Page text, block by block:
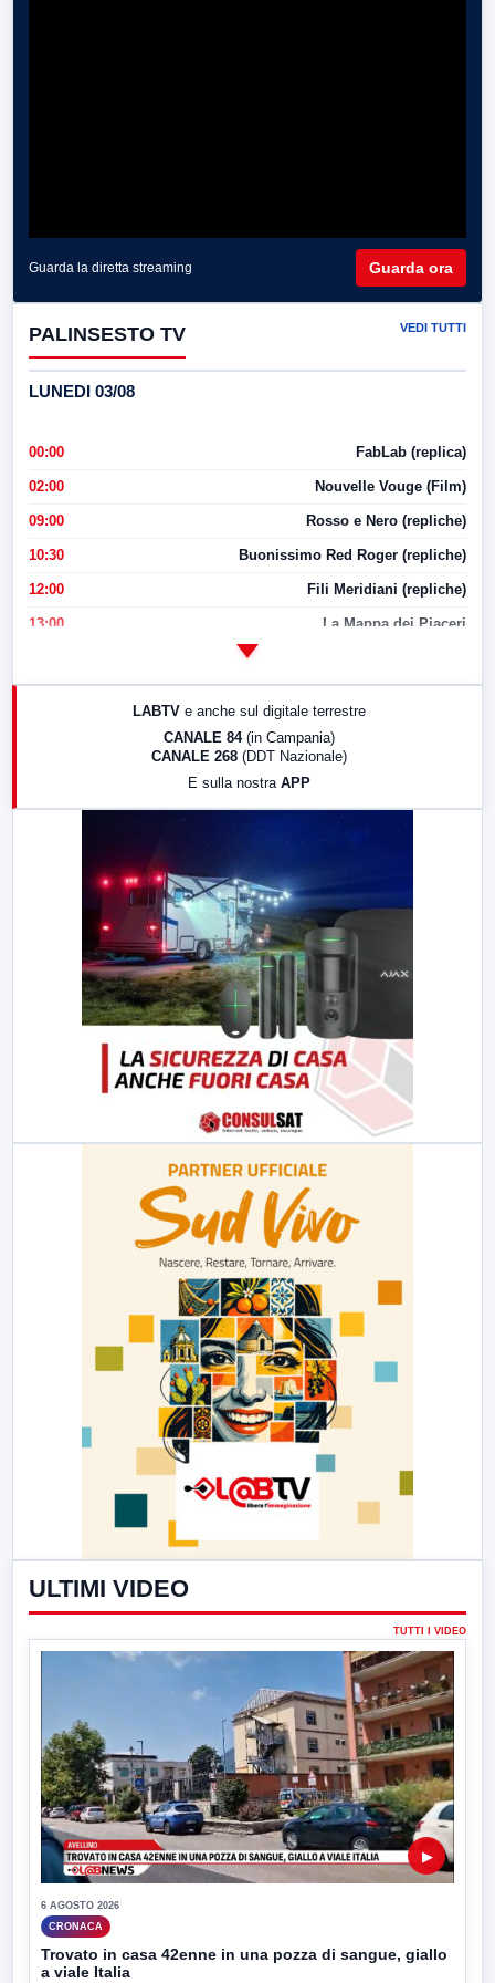
Guarda la diretta streaming Guarda ora
PALINSESTO TV VEDI TUTTI
LUNEDI 03/08
00:00 FabLab (replica)
02:00 Nouvelle Vouge (Film)
09:00 Rosso e Nero (repliche)
10:30 Buonissimo Red Roger (repliche)
12:00 Fili Meridiani (repliche)
13:00 La Mappa dei Piaceri
17:00 LabNews (replica)
LABTV e anche sul digitale terrestre
CANALE 84 (in Campania)
CANALE 268 (DDT Nazionale)
E sulla nostra APP
ULTIMI VIDEO
TUTTI I VIDEO
▶
6 AGOSTO 2026
CRONACA
Trovato in casa 42enne in una pozza di sangue, giallo
a viale Italia